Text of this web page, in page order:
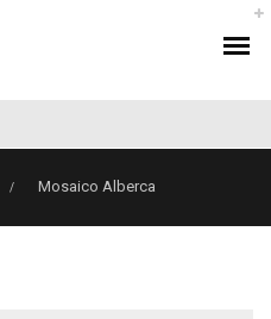
/ Mosaico Alberca